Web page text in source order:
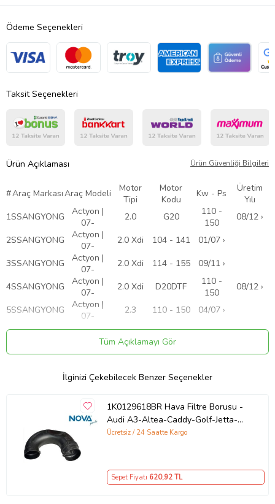
Ödeme Seçenekleri
Taksit Seçenekleri
Ürün Açıklaması Ürün Güvenliği Bilgileri
#Araç MarkasıAraç Modeli
Motor
Tipi
Motor
Kodu
Kw - Ps
Üretim
Yılı
1SSANGYONG
Actyon |
07-
2.0 G20
110 -
150
08/12 ›
2SSANGYONG
Actyon |
07-
2.0 Xdi 104 - 141
01/07 ›
3SSANGYONG
Actyon |
07-
2.0 Xdi 114 - 155
09/11 ›
4SSANGYONG
Actyon |
07-
2.0 Xdi D20DTF
110 -
150
08/12 ›
5SSANGYONG
Actyon |
07-
2.3 110 - 150
04/07 ›
6SSANGYONGKyron | 05- 2.3 110 - 150
01/10 ›
Kyron | 05- 2.7 Xdi 121 - 165
8SSANGYONGKyron | 05- 200 Xdi 104 - 141
02/06 ›
kcm30040725
Tüm Açıklamayı Gör
İlginizi Çekebilecek Benzer Seçenekler
1K0129618BR Hava Filtre Borusu -
Audi A3-Altea-Caddy-Golf-Jetta-
Octavia -Passat-Polo-Toledo-
Ücretsiz / 24 Saatte Kargo
Sepet Fiyatı 620,92 TL